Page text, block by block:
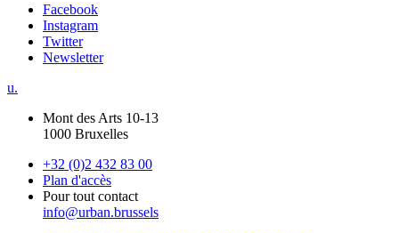
Facebook
Instagram
Twitter
Newsletter
u.
Mont des Arts 10-13
1000 Bruxelles
+32 (0)2 432 83 00
Plan d'accès
Pour tout contact
info@urban.brussels